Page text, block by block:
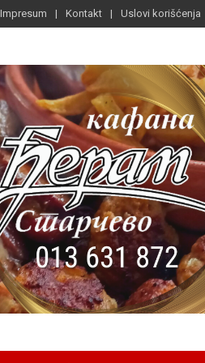
Impresum Kontakt Uslovi korišćenja